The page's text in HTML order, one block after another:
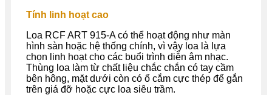
Tính linh hoạt cao
Loa RCF ART 915-A có thể hoạt động như màn
hình sàn hoặc hệ thống chính, vì vậy loa là lựa
chọn linh hoạt cho các buổi trình diễn âm nhạc.
Thùng loa làm từ chất liệu chắc chắn có tay cầm
bên hông, mặt dưới còn có ổ cắm cực thép để gắn
trên giá đỡ hoặc cực loa siêu trầm.